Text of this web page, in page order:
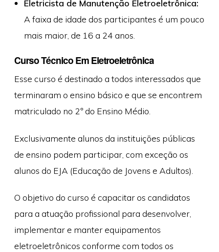
Eletricista de Manutenção Eletroeletrônica:
A faixa de idade dos participantes é um pouco
mais maior, de 16 a 24 anos.
Curso Técnico Em Eletroeletrônica
Esse curso é destinado a todos interessados que
terminaram o ensino básico e que se encontrem
matriculado no 2º do Ensino Médio.
Exclusivamente alunos da instituições públicas
de ensino podem participar, com exceção os
alunos do EJA (Educação de Jovens e Adultos).
O objetivo do curso é capacitar os candidatos
para a atuação profissional para desenvolver,
implementar e manter equipamentos
eletroeletrônicos conforme com todos os